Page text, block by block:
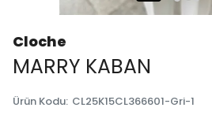
Cloche
MARRY KABAN
Ürün Kodu: CL25K15CL366601-Gri-1